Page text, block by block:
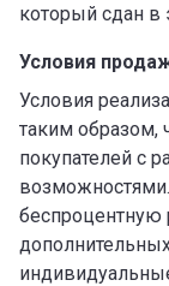
который сдан в
Условия
Условия
таким
покупателей с
беспроцентную